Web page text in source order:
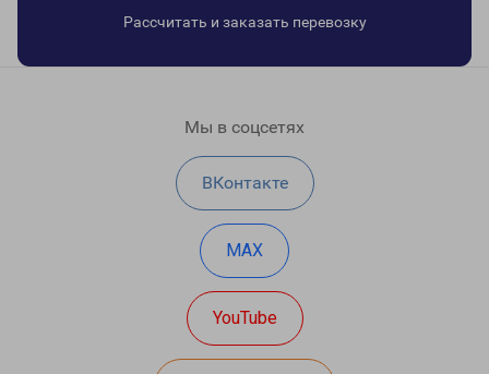
Рассчитать и заказать перевозку
Мы в соцсетях
ВКонтакте
MAX
YouTube